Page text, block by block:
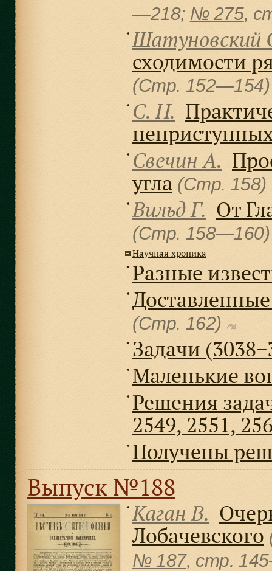
—218; № 275,
● Шатуновский
сходимости
(Стр.
● С. Н.
● Свечин А.
угла (Стр. 158)
● Вильд Г. От
(Стр.
Научная хроника
● Разные
●
(Стр. 162)
● Задачи
● Маленькие
● Решения
2549, 2551,
● Получены
Выпуск №188
● Каган В.
Лобачевского
№ 187, cтр.